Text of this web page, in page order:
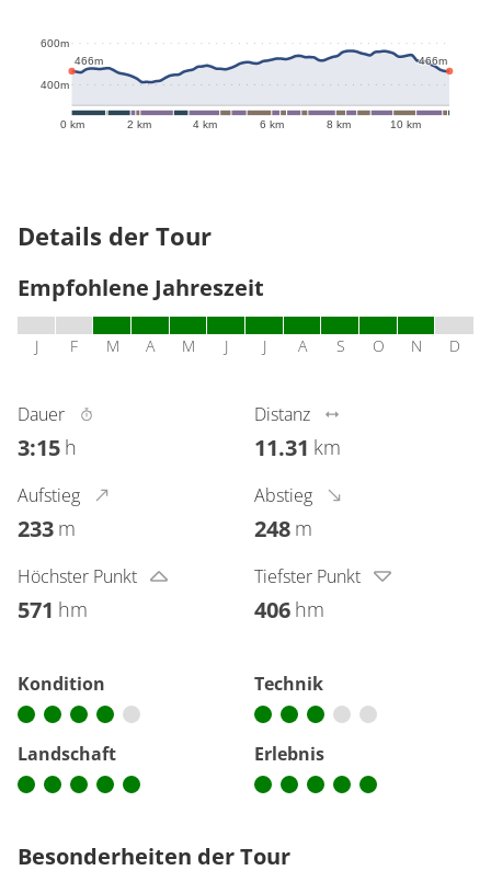
0 km 2 km 4 km 6 km 8 km 10 km
400m
600m
466m
466m
Details der Tour
Empfohlene Jahreszeit
J F M A M J J A S O N D
Dauer
3:15 h
Distanz
11.31 km
Aufstieg
233 m
Abstieg
248 m
Höchster Punkt
571 hm
Tiefster Punkt
406 hm
Kondition Technik
Landschaft Erlebnis
Besonderheiten der Tour